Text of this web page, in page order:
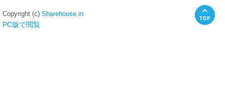
Copyright (c) Sharehouse.in
PC版で閲覧